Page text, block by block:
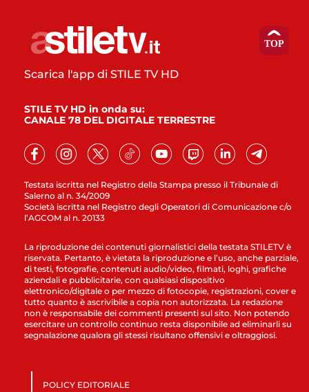
Testata iscritta nel Registro della Stampa presso il Tribunale di
Salerno al n. 34/2009
Società iscritta nel Registro degli Operatori di Comunicazione c/o
l’AGCOM al n. 20133
Scarica l'app di STILE TV HD
STILE TV HD in onda su:
CANALE 78 DEL DIGITALE TERRESTRE
La riproduzione dei contenuti giornalistici della testata STILETV è
riservata. Pertanto, è vietata la riproduzione e l’uso, anche parziale,
di testi, fotografie, contenuti audio/video, filmati, loghi, grafiche
aziendali e pubblicitarie, con qualsiasi dispositivo
elettronico/digitale o per mezzo di fotocopie, registrazioni, cover e
tutto quanto è ascrivibile a copia non autorizzata. La redazione
non è responsabile dei commenti presenti sul sito. Non potendo
esercitare un controllo continuo resta disponibile ad eliminarli su
segnalazione qualora gli stessi risultano offensivi e oltraggiosi.
POLICY EDITORIALE